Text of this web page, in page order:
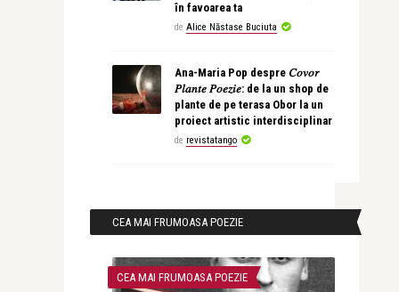
în favoarea ta
de Alice Năstase Buciuta
Ana-Maria Pop despre 𝐶𝑜𝑣𝑜𝑟
𝑃𝑙𝑎𝑛𝑡𝑒 𝑃𝑜𝑒𝑧𝑖𝑒: de la un shop de
plante de pe terasa Obor la un
proiect artistic interdisciplinar
de revistatango
CEA MAI FRUMOASA POEZIE
CEA MAI FRUMOASA POEZIE